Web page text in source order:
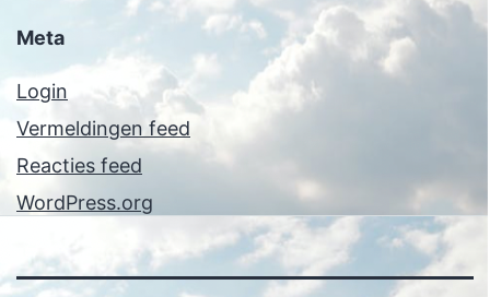
Meta
Login
Vermeldingen feed
Reacties feed
WordPress.org